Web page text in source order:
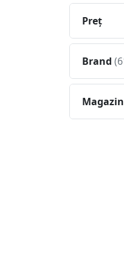
Preţ
Brand
Magazin